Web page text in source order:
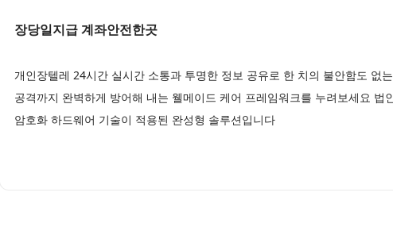
장당일지급 계좌안전한곳
개인장텔레 24시간 실시간 소통과 투명한 정보 공유로 한 치의 불안함도 없
공격까지 완벽하게 방어해 내는 웰메이드 케어 프레임워크를 누려보세요
암호화 하드웨어 기술이 적용된 완성형 솔루션입니다